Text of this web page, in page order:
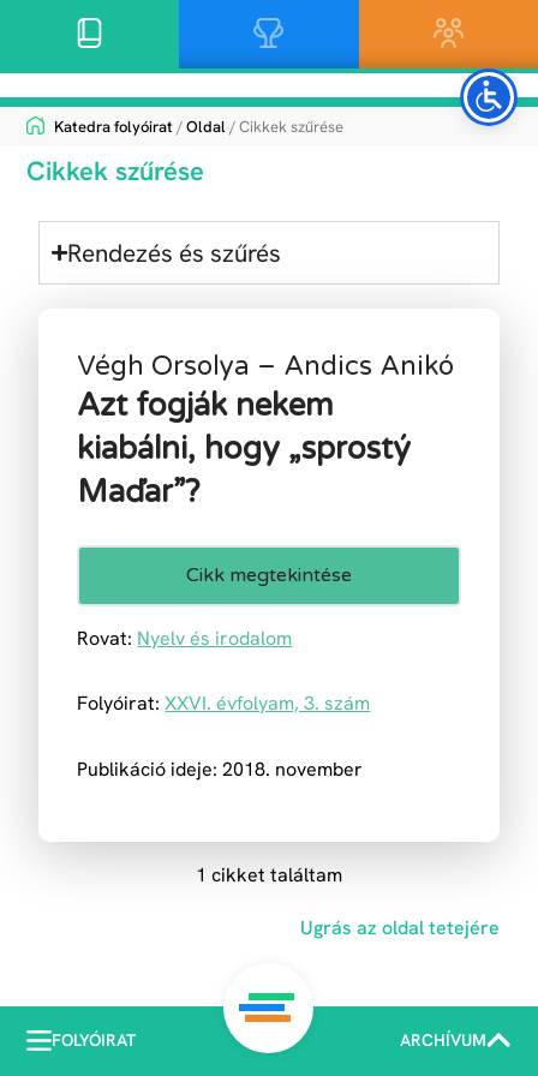
FOLYÓIRAT ARCHÍVUM
Katedra folyóirat/Oldal/ Cikkek szűrése
Cikkek szűrése
Rendezés és szűrés
Végh Orsolya – Andics Anikó
Azt fogják nekem
kiabálni, hogy „sprostý
Maďar”?
Cikk megtekintése
Rovat: Nyelv és irodalom
Folyóirat: XXVI. évfolyam, 3. szám
Publikáció ideje: 2018. november
1 cikket találtam
Ugrás az oldal tetejére
COPYRIGHT © KATEDRA POLGÁRI TÁRSULÁS, 2023 | POWERED BY Akᵒ visual